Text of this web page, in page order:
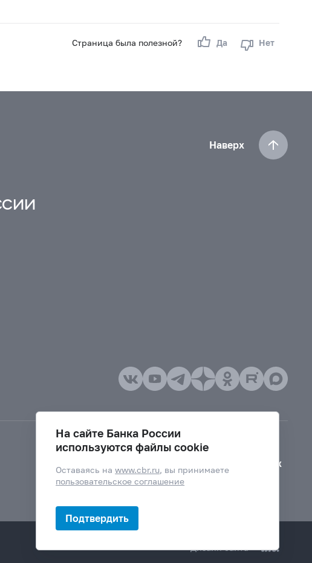
Страница была полезной? Да Нет
Наверх
Версия для слабовидящих
Дизайн сайта —
На сайте Банка России
используются файлы cookie
Оставаясь наwww.cbr.ru, вы принимаете
пользовательское соглашение
Подтвердить